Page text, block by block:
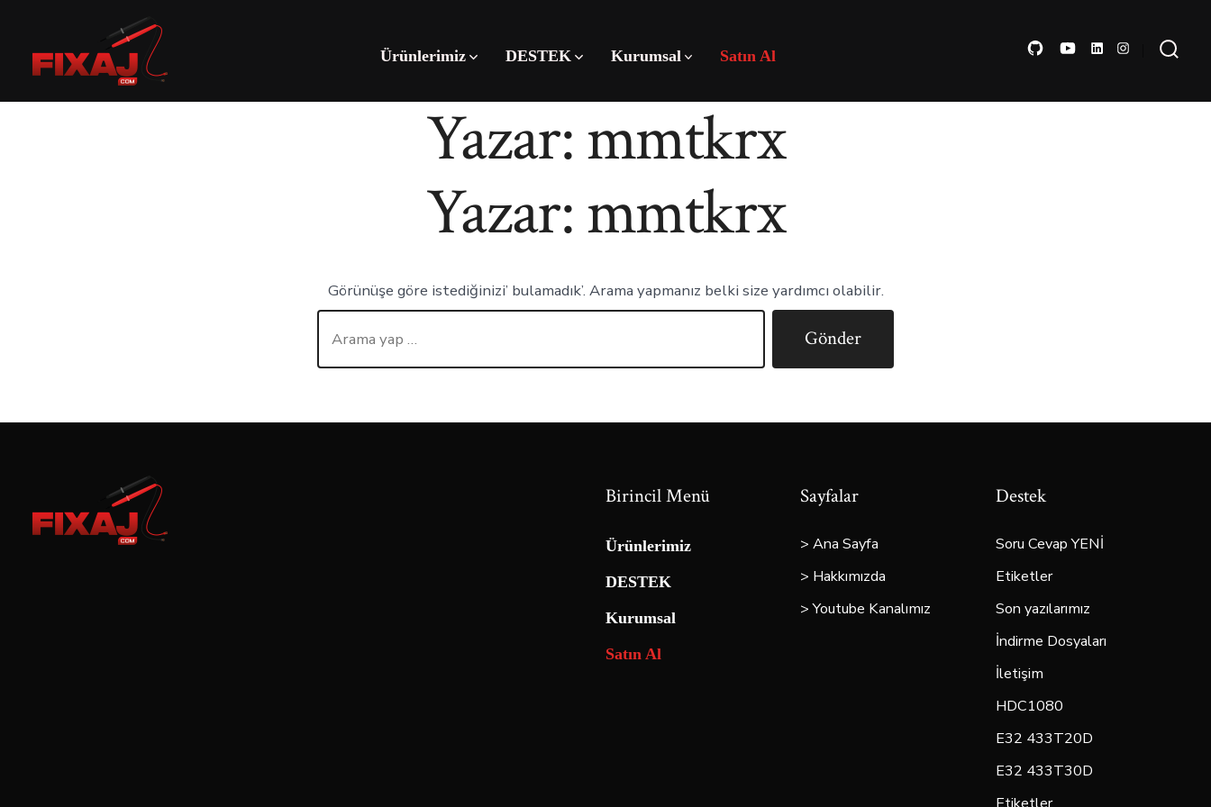
Ürünlerimiz DESTEK Kurumsal Satın Al
Yazar:mmtkrx
Yazar:mmtkrx
Görünüşe göre istediğinizi’ bulamadık’. Arama yapmanız belki size yardımcı olabilir.
Gönder
Birincil Menü
Ürünlerimiz
DESTEK
Kurumsal
Satın Al
Sayfalar
> Ana Sayfa
> Hakkımızda
> Youtube Kanalımız
Destek
Soru Cevap YENİ
Etiketler
Son yazılarımız
İndirme Dosyaları
İletişim
HDC1080
E32 433T20D
E32 433T30D